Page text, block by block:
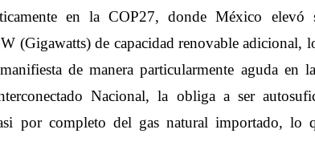
en la COP27, donde México
(Gigawatts) de capacidad renovable adicional,
de manera particularmente aguda
Nacional, la obliga a ser
por completo del gas natural importado,